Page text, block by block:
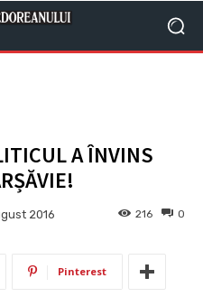
A ÎNVINS
2016 0
216
Pinterest